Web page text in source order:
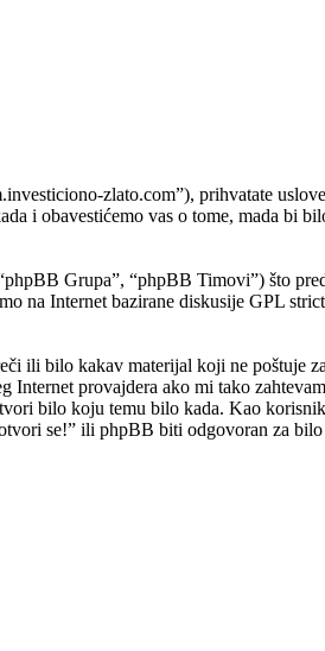
zlato.com”), prihvatate
i obavestićemo vas o tome, mada bi
Grupa”, “phpBB Timovi”) što
na Internet bazirane diskusije GPL
ili bilo kakav materijal koji ne poštuje
provajdera ako mi tako
bilo koju temu bilo kada. Kao
se!” ili phpBB biti odgovoran za